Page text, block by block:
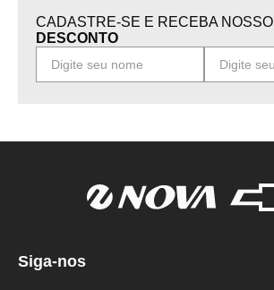
CADASTRE-SE E RECEBA NOSSO
DESCONTO
Siga-nos